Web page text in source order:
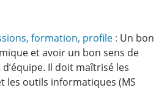
formation, profile : Un bon
et avoir un bon sens de
Il doit maîtrisé les
les outils informatiques (MS